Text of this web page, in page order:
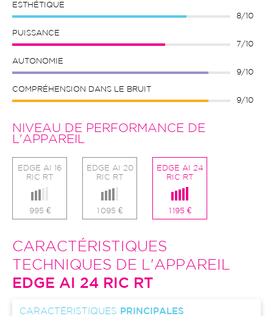
ESTHÉTIQUE
8/10
PUISSANCE
7/10
AUTONOMIE
9/10
COMPRÉHENSION DANS LE BRUIT
9/10
NIVEAU DE PERFORMANCE DE
L'APPAREIL
EDGE AI 16
RIC RT
995 €
EDGE AI 20
RIC RT
1 095 €
EDGE AI 24
RIC RT
1 195 €
CARACTÉRISTIQUES
TECHNIQUES DE L'APPAREIL
EDGE AI 24 RIC RT
CARACTÉRISTIQUES PRINCIPALES